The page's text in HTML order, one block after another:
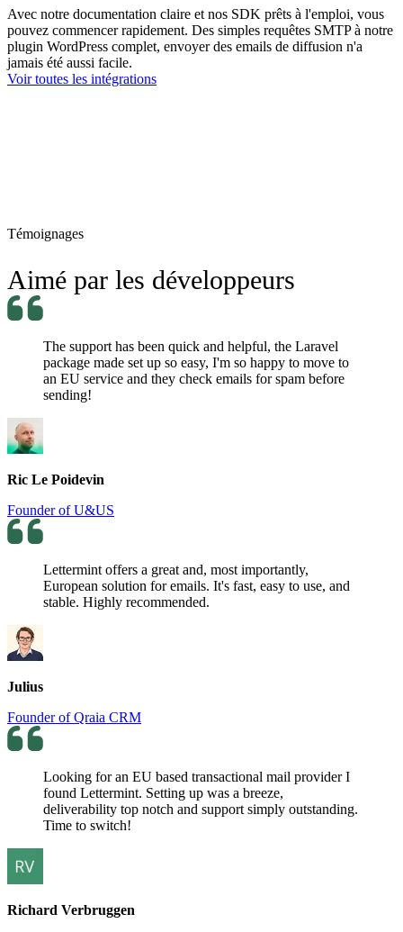
Avec notre documentation claire et nos SDK prêts à l'emploi, vous
pouvez commencer rapidement. Des simples requêtes SMTP à notre
plugin WordPress complet, envoyer des emails de diffusion n'a
jamais été aussi facile.
Voir toutes les intégrations
Témoignages
Aimé par les développeurs
The support has been quick and helpful, the Laravel
package made set up so easy, I'm so happy to move to
an EU service and they check emails for spam before
sending!
Ric Le Poidevin
Founder of U&US
Lettermint offers a great and, most importantly,
European solution for emails. It's fast, easy to use, and
stable. Highly recommended.
Julius
Founder of Qraia CRM
Looking for an EU based transactional mail provider I
found Lettermint. Setting up was a breeze,
deliverability top notch and support simply outstanding.
Time to switch!
Richard Verbruggen